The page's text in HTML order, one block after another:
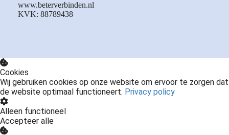
www.beterverbinden.nl
KVK: 88789438
Cookies
Wij gebruiken cookies op onze website om ervoor te zorgen dat
de website optimaal functioneert. Privacy policy
Alleen functioneel
Accepteer alle